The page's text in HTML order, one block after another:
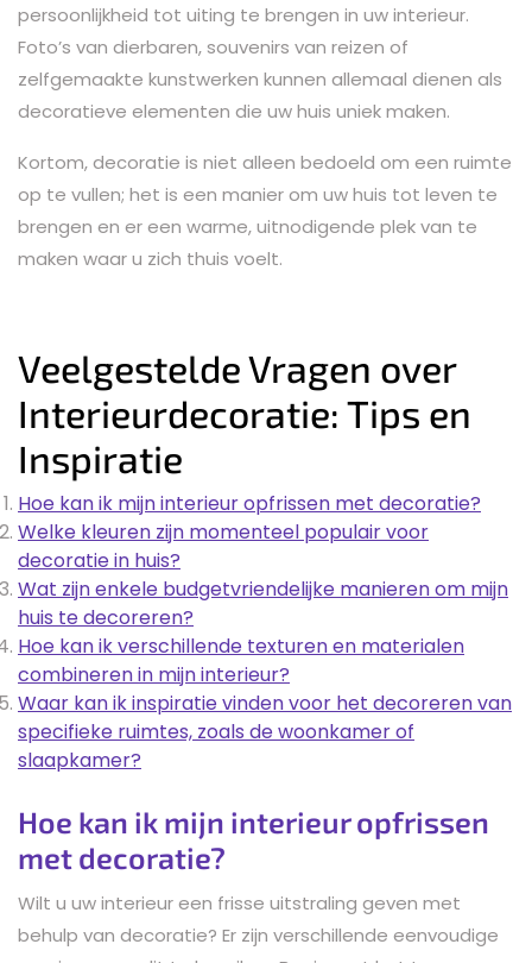
persoonlijkheid tot uiting te brengen in uw interieur.
Foto’s van dierbaren, souvenirs van reizen of
zelfgemaakte kunstwerken kunnen allemaal dienen als
decoratieve elementen die uw huis uniek maken.
Kortom, decoratie is niet alleen bedoeld om een ruimte
op te vullen; het is een manier om uw huis tot leven te
brengen en er een warme, uitnodigende plek van te
maken waar u zich thuis voelt.
Veelgestelde Vragen over
Interieurdecoratie: Tips en
Inspiratie
Hoe kan ik mijn interieur opfrissen met decoratie?
Welke kleuren zijn momenteel populair voor
decoratie in huis?
Wat zijn enkele budgetvriendelijke manieren om mijn
huis te decoreren?
Hoe kan ik verschillende texturen en materialen
combineren in mijn interieur?
Waar kan ik inspiratie vinden voor het decoreren van
specifieke ruimtes, zoals de woonkamer of
slaapkamer?
Hoe kan ik mijn interieur opfrissen
met decoratie?
Wilt u uw interieur een frisse uitstraling geven met
behulp van decoratie? Er zijn verschillende eenvoudige